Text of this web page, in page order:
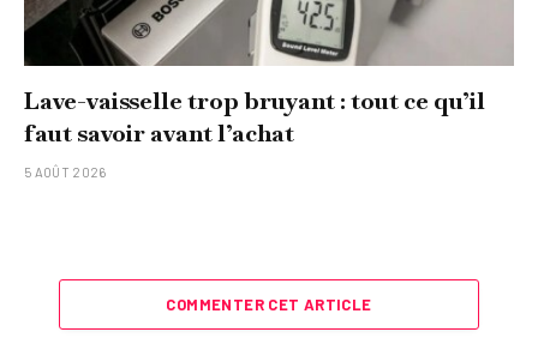
Lave-vaisselle trop bruyant : tout ce qu’il
faut savoir avant l’achat
5 AOÛT 2026
COMMENTER CET ARTICLE